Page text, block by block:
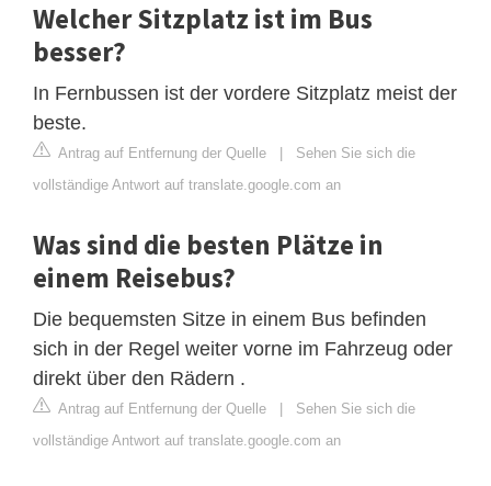
Welcher Sitzplatz ist im Bus
besser?
In Fernbussen ist der vordere Sitzplatz meist der
beste.
Antrag auf Entfernung der Quelle
Sehen Sie sich die
vollständige Antwort auf translate.google.com an
Was sind die besten Plätze in
einem Reisebus?
Die bequemsten Sitze in einem Bus befinden
sich in der Regel weiter vorne im Fahrzeug oder
direkt über den Rädern .
Antrag auf Entfernung der Quelle
Sehen Sie sich die
vollständige Antwort auf translate.google.com an